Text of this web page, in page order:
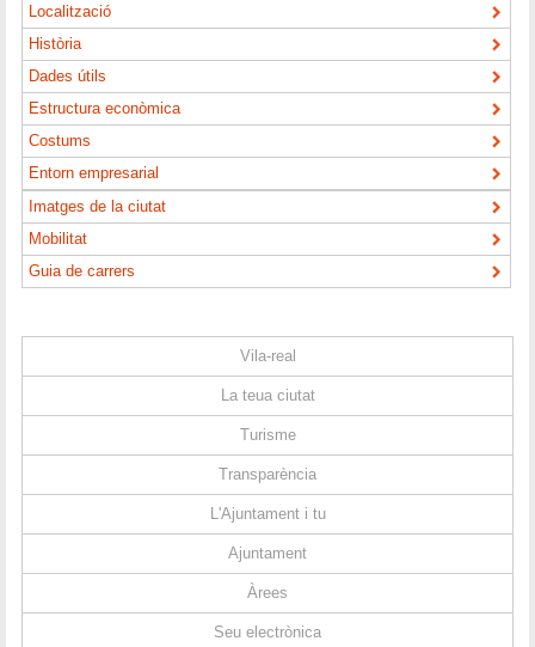
Localització
Història
Dades útils
Estructura econòmica
Costums
Entorn empresarial
Imatges de la ciutat
Mobilitat
Guia de carrers
Vila-real
La teua ciutat
Turisme
Transparència
L'Ajuntament i tu
Ajuntament
Àrees
Seu electrònica